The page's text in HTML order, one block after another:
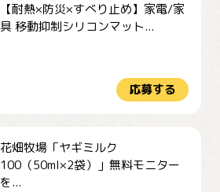
【耐熱×防災×すべり止め】家電/家
具 移動抑制シリコンマット...
応募する
花畑牧場「ヤギミルク
100（50ml×2袋）」無料モニター
を...